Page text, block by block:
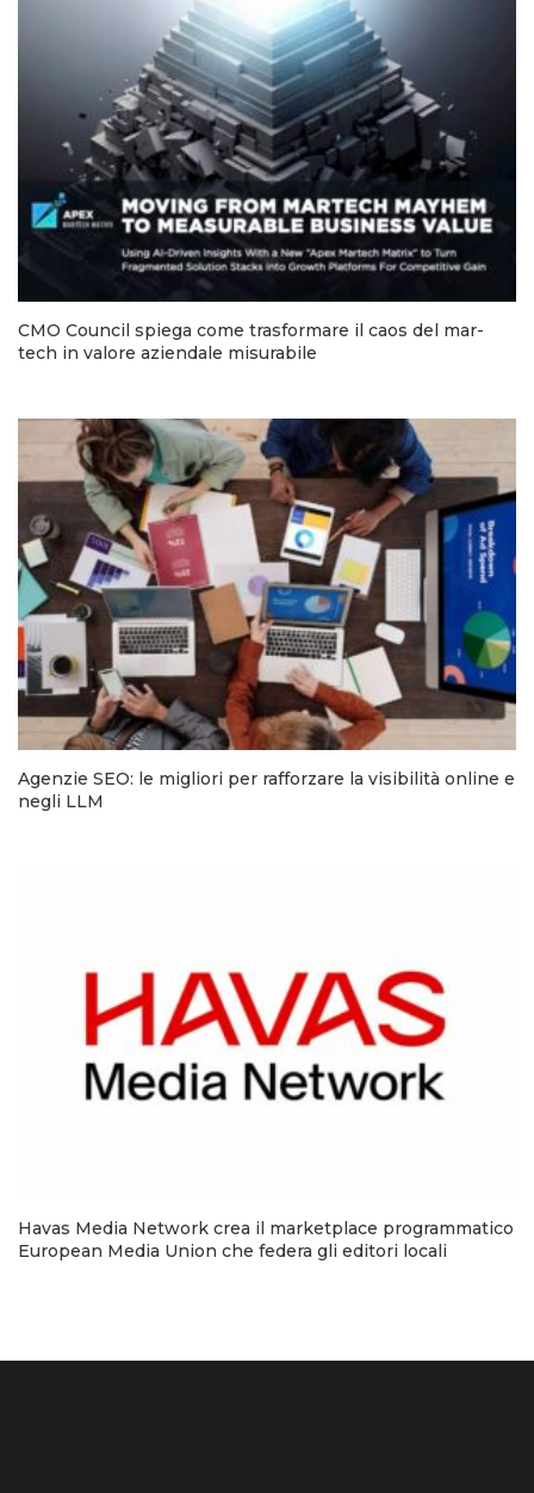
CMO Council spiega come trasformare il caos del mar-
tech in valore aziendale misurabile
Agenzie SEO: le migliori per rafforzare la visibilità online e
negli LLM
Havas Media Network crea il marketplace programmatico
European Media Union che federa gli editori locali